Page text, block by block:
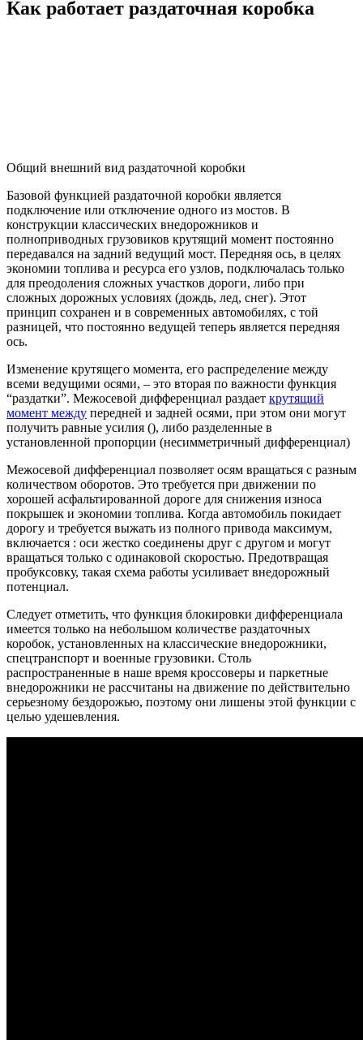
Как работает раздаточная коробка
Общий внешний вид раздаточной коробки
Базовой функцией раздаточной коробки является
подключение или отключение одного из мостов. В
конструкции классических внедорожников и
полноприводных грузовиков крутящий момент постоянно
передавался на задний ведущий мост. Передняя ось, в целях
экономии топлива и ресурса его узлов, подключалась только
для преодоления сложных участков дороги, либо при
сложных дорожных условиях (дождь, лед, снег). Этот
принцип сохранен и в современных автомобилях, с той
разницей, что постоянно ведущей теперь является передняя
ось.
Изменение крутящего момента, его распределение между
всеми ведущими осями, – это вторая по важности функция
“раздатки”. Межосевой дифференциал раздает крутящий
момент между передней и задней осями, при этом они могут
получить равные усилия (), либо разделенные в
установленной пропорции (несимметричный дифференциал)
Межосевой дифференциал позволяет осям вращаться с разным
количеством оборотов. Это требуется при движении по
хорошей асфальтированной дороге для снижения износа
покрышек и экономии топлива. Когда автомобиль покидает
дорогу и требуется выжать из полного привода максимум,
включается : оси жестко соединены друг с другом и могут
вращаться только с одинаковой скоростью. Предотвращая
пробуксовку, такая схема работы усиливает внедорожный
потенциал.
Следует отметить, что функция блокировки дифференциала
имеется только на небольшом количестве раздаточных
коробок, установленных на классические внедорожники,
спецтранспорт и военные грузовики. Столь
распространенные в наше время кроссоверы и паркетные
внедорожники не рассчитаны на движение по действительно
серьезному бездорожью, поэтому они лишены этой функции с
целью удешевления.